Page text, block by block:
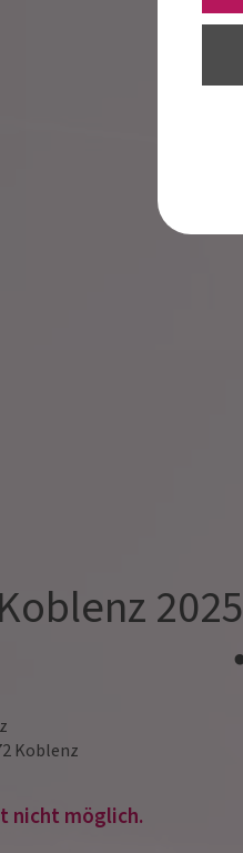
2025
Koblenz
nicht möglich.